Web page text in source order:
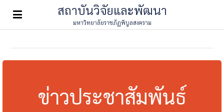
สถาบันวิจัยและพัฒนา
มหาวิทยาลัยราชภัฏพิบูลสงคราม
ข่าวประชาสัมพันธ์